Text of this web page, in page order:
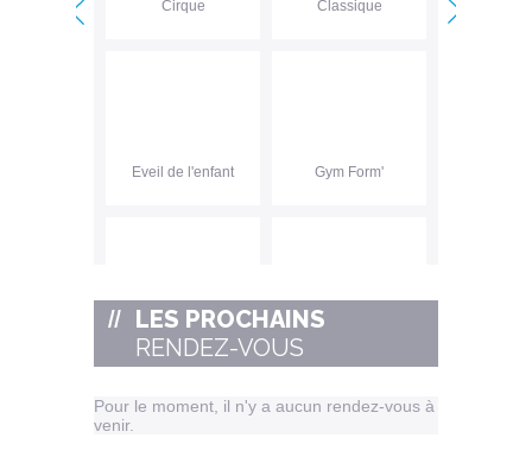
Cirque Classique
Eveil de l'enfant Gym Form'
Gymnastique
féminine
LES PROCHAINS
RENDEZ-VOUS
Pour le moment, il n'y a aucun rendez-vous à
venir.